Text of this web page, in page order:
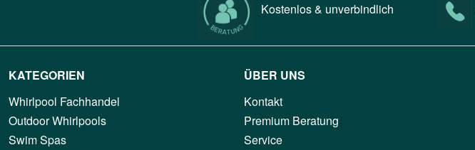
Kostenlos & unverbindlich
KATEGORIEN
Whirlpool Fachhandel
Outdoor Whirlpools
Swim Spas
ÜBER UNS
Kontakt
Premium Beratung
Service